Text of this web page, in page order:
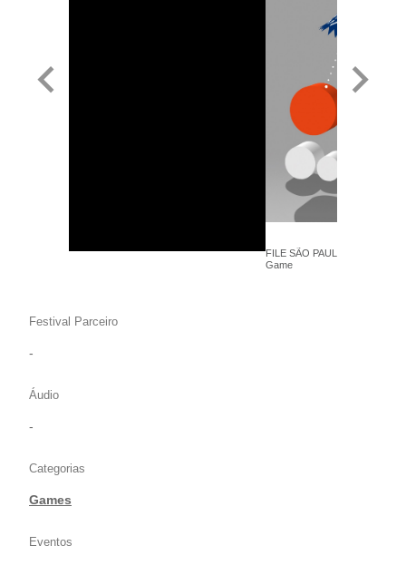
FILE SÃO PAULO 2014 - Etter
Game
Festival Parceiro
-
Áudio
-
Categorias
Games
Eventos